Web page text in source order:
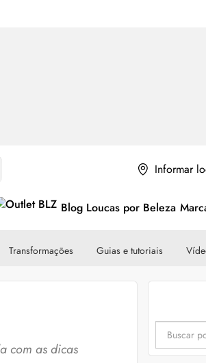
Informar
Blog Loucas por Beleza
Transformações Guias e tutoriais
com as dicas